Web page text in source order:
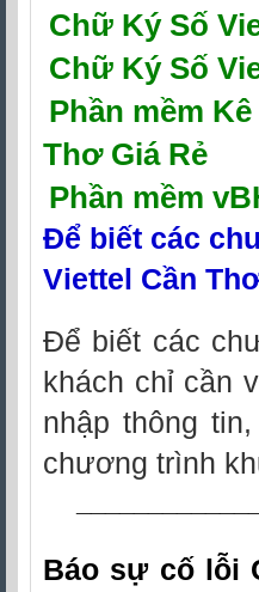
Chữ Ký Số
Chữ Ký Số
Phần mềm
Thơ Giá Rẻ
Phần mềm
Để biết các
Viettel Cần
Để biết các
khách chỉ cần
nhập thông
chương trình
Báo sự cố lỗi